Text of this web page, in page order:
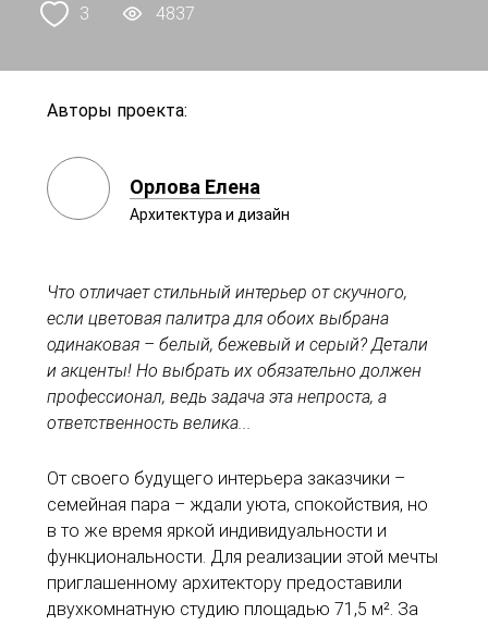
3 4837
Авторы проекта:
Орлова Елена
Архитектура и дизайн
Что отличает стильный интерьер от скучного,
если цветовая палитра для обоих выбрана
одинаковая – белый, бежевый и серый? Детали
и акценты! Но выбрать их обязательно должен
профессионал, ведь задача эта непроста, а
ответственность велика...
От своего будущего интерьера заказчики –
семейная пара – ждали уюта, спокойствия, но
в то же время яркой индивидуальности и
функциональности. Для реализации этой мечты
приглашенному архитектору предоставили
двухкомнатную студию площадью 71,5 м². За